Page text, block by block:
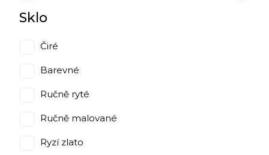
Sklo
Čiré
Barevné
Ručně ryté
Ručně malované
Ryzí zlato